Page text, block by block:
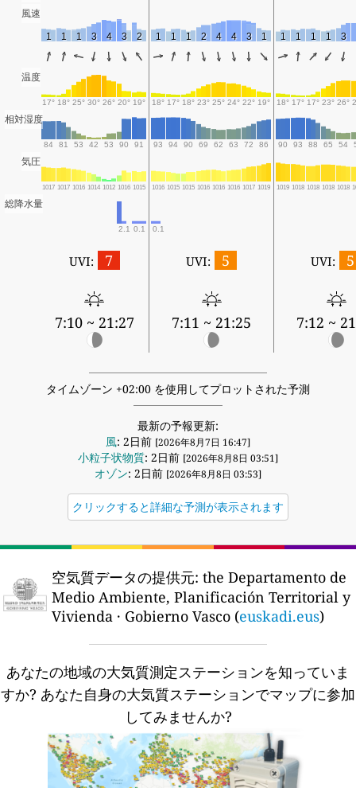
風速
1 1 1 3 4 3 2 1 1 1 2 4 4 3 1 1 1 1 1 3
温度
17° 18° 25° 30° 26° 20° 19° 18° 17° 18° 23° 25° 24° 22° 19° 18° 17° 17° 23° 26°
相対湿度
84 81 53 42 53 90 91 93 94 90 69 62 63 72 86 90 93 88 65 54
気圧
1017 1017 1016 1014 1012 1016 1015 1016 1015 1015 1016 1016 1016 1017 1019 1019 1018 1018 1018 1018
総降水量
2.1 0.1 0.1
UVI: 7
7:10 ~ 21:27
UVI: 5
7:11 ~ 21:25
UVI: 5
7:12 ~
タイムゾーン +02:00 を使用してプロットされた予測
最新の予報更新:
風: 2日前 [2026年8月7日 16:47]
小粒子状物質: 2日前 [2026年8月8日 03:51]
オゾン: 2日前 [2026年8月8日 03:53]
クリックすると詳細な予測が表示されます
空気質データの提供元: the Departamento de
Medio Ambiente, Planificación Territorial y
Vivienda · Gobierno Vasco (euskadi.eus)
あなたの地域の大気質測定ステーションを知っていま
すか? あなた自身の大気質ステーションでマップに参加
してみませんか?